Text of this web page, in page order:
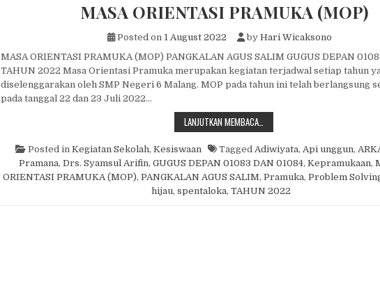
MASA ORIENTASI PRAMUKA (MOP)
Posted on 1 August 2022 by Hari Wicaksono
MASA ORIENTASI PRAMUKA (MOP) PANGKALAN AGUS SALIM GUGUS DEPAN
TAHUN 2022 Masa Orientasi Pramuka merupakan kegiatan terjadwal setiap tahun
diselenggarakan oleh SMP Negeri 6 Malang. MOP pada tahun ini telah berlangsung
pada tanggal 22 dan 23 Juli 2022…
LANJUTKAN MEMBACA…
Posted in Kegiatan Sekolah, Kesiswaan Tagged Adiwiyata, Api unggun,
Pramana, Drs. Syamsul Arifin, GUGUS DEPAN 01083 DAN 01084, Kepramukaan,
ORIENTASI PRAMUKA (MOP), PANGKALAN AGUS SALIM, Pramuka, Problem
hijau, spentaloka, TAHUN 2022